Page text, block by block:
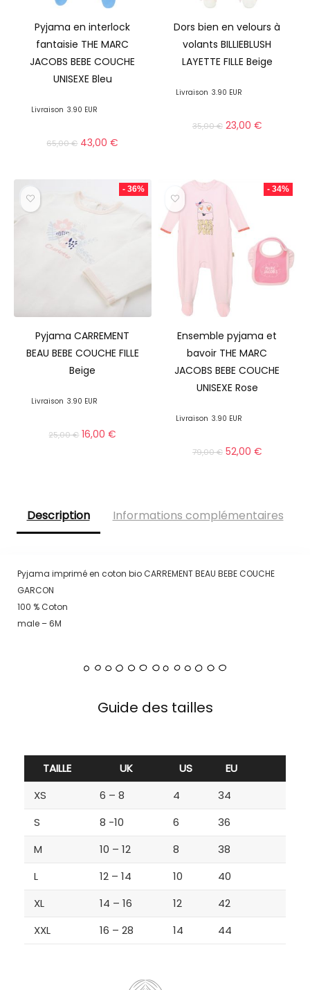
Pyjama en interlock
fantaisie THE MARC
JACOBS BEBE COUCHE
UNISEXE Bleu
Livraison 3.90 EUR
65,00€ 43,00€
Dors bien en velours à
volants BILLIEBLUSH
LAYETTE FILLE Beige
Livraison 3.90 EUR
35,00€ 23,00 €
- 36%
Pyjama CARREMENT
BEAU BEBE COUCHE FILLE
Beige
Livraison 3.90 EUR
25,00€ 16,00€
- 34%
Ensemble pyjama et
bavoir THE MARC
JACOBS BEBE COUCHE
UNISEXE Rose
Livraison 3.90 EUR
79,00€ 52,00 €
Description Informations complémentaires
Pyjama imprimé en coton bio CARREMENT BEAU BEBE COUCHE
GARCON
100 % Coton
male – 6M
Guide des tailles
TAILLE UK US
EU
XS
6 – 8 4
34
S
8 -10 6
36
M
10 – 12 8
38
L
12 – 14 10
40
XL
14 – 16 12
42
XXL
16 – 28 14 44